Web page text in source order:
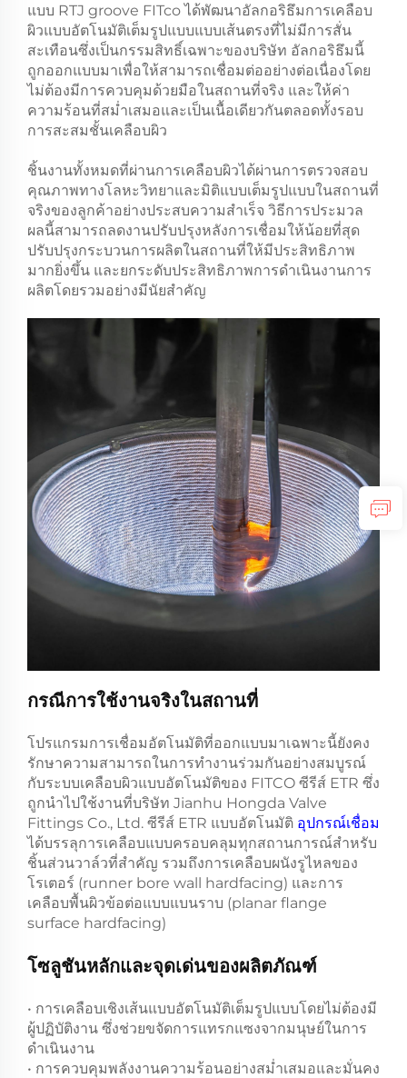
แบบ RTJ groove FITco ได้พัฒนาอัลกอริธึมการเคลือบ
ผิวแบบอัตโนมัติเต็มรูปแบบแบบเส้นตรงที่ไม่มีการสั่น
สะเทือนซึ่งเป็นกรรมสิทธิ์เฉพาะของบริษัท อัลกอริธึมนี้
ถูกออกแบบมาเพื่อให้สามารถเชื่อมต่ออย่างต่อเนื่องโดย
ไม่ต้องมีการควบคุมด้วยมือในสถานที่จริง และให้ค่า
ความร้อนที่สม่ำเสมอและเป็นเนื้อเดียวกันตลอดทั้งรอบ
การสะสมชั้นเคลือบผิว
ชิ้นงานทั้งหมดที่ผ่านการเคลือบผิวได้ผ่านการตรวจสอบ
คุณภาพทางโลหะวิทยาและมิติแบบเต็มรูปแบบในสถานที่
จริงของลูกค้าอย่างประสบความสำเร็จ วิธีการประมวล
ผลนี้สามารถลดงานปรับปรุงหลังการเชื่อมให้น้อยที่สุด
ปรับปรุงกระบวนการผลิตในสถานที่ให้มีประสิทธิภาพ
มากยิ่งขึ้น และยกระดับประสิทธิภาพการดำเนินงานการ
ผลิตโดยรวมอย่างมีนัยสำคัญ
กรณีการใช้งานจริงในสถานที่
โปรแกรมการเชื่อมอัตโนมัติที่ออกแบบมาเฉพาะนี้ยังคง
รักษาความสามารถในการทำงานร่วมกันอย่างสมบูรณ์
กับระบบเคลือบผิวแบบอัตโนมัติของ FITCO ซีรีส์ ETR ซึ่ง
ถูกนำไปใช้งานที่บริษัท Jianhu Hongda Valve
Fittings Co., Ltd. ซีรีส์ ETR แบบอัตโนมัติ อุปกรณ์เชื่อม
ได้บรรลุการเคลือบแบบครอบคลุมทุกสถานการณ์สำหรับ
ชิ้นส่วนวาล์วที่สำคัญ รวมถึงการเคลือบผนังรูไหลของ
โรเตอร์ (runner bore wall hardfacing) และการ
เคลือบพื้นผิวข้อต่อแบบแบนราบ (planar flange
surface hardfacing)
โซลูชันหลักและจุดเด่นของผลิตภัณฑ์
• การเคลือบเชิงเส้นแบบอัตโนมัติเต็มรูปแบบโดยไม่ต้องมี
ผู้ปฏิบัติงาน ซึ่งช่วยขจัดการแทรกแซงจากมนุษย์ในการ
ดำเนินงาน
• การควบคุมพลังงานความร้อนอย่างสม่ำเสมอและมั่นคง